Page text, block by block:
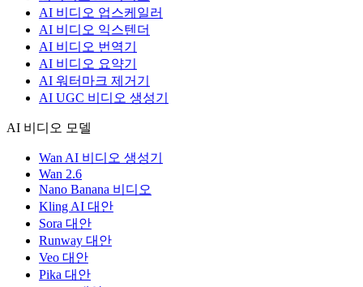
AI 비디오 업스케일러
AI 비디오 익스텐더
AI 비디오 번역기
AI 비디오 요약기
AI 워터마크 제거기
AI UGC 비디오 생성기
AI 비디오 모델
Wan AI 비디오 생성기
Wan 2.6
Nano Banana 비디오
Kling AI 대안
Sora 대안
Runway 대안
Veo 대안
Pika 대안